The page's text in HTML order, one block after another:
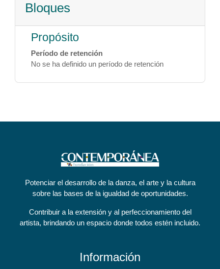
Bloques
Propósito
Período de retención
No se ha definido un período de retención
Potenciar el desarrollo de la danza, el arte y la cultura
sobre las bases de la igualdad de oportunidades.
Contribuir a la extensión y al perfeccionamiento del
artista, brindando un espacio donde todos estén incluido.
Información